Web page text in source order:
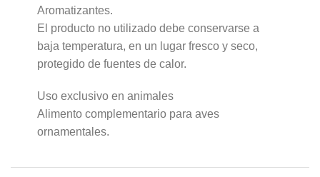
Aromatizantes.
El producto no utilizado debe conservarse a
baja temperatura, en un lugar fresco y seco,
protegido de fuentes de calor.
Uso exclusivo en animales
Alimento complementario para aves
ornamentales.